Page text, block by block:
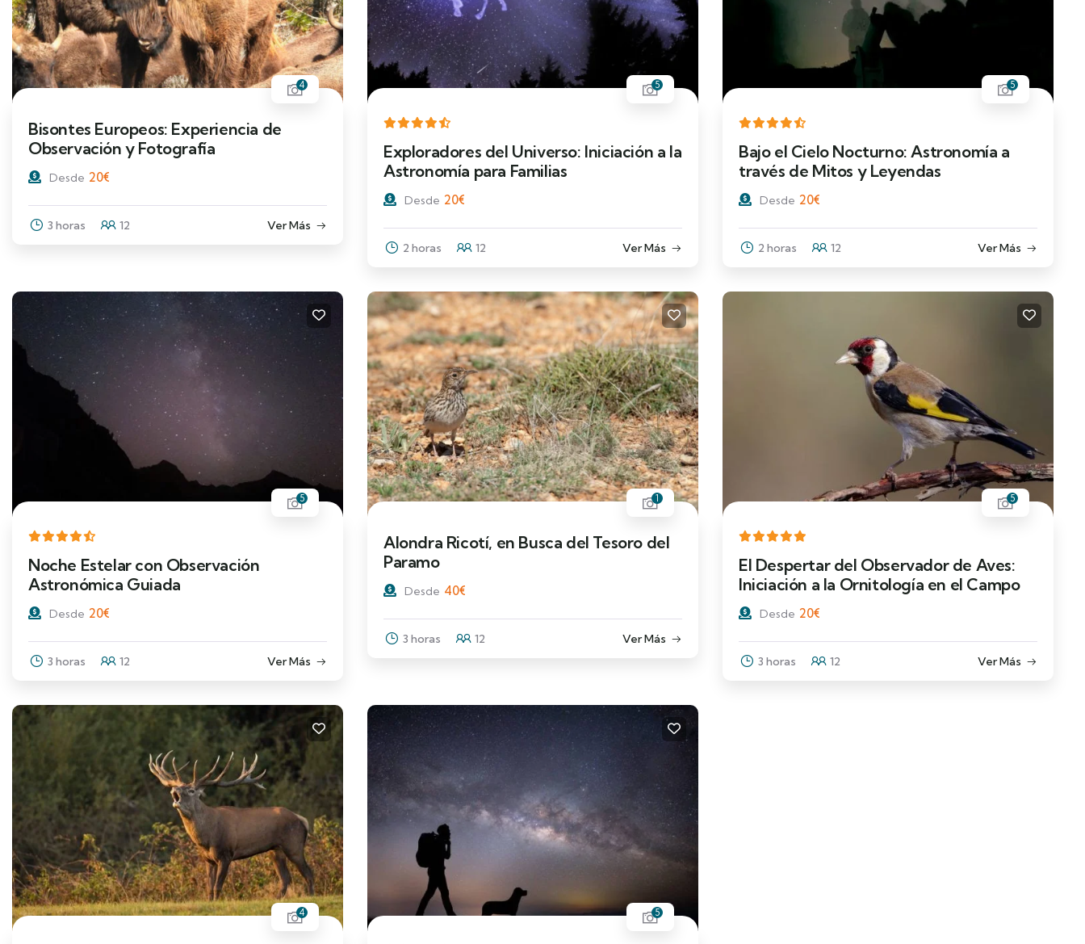
4
Bisontes Europeos: Experiencia de
Observación y Fotografía
Desde 20€
3 horas 12 Ver Más
5
Exploradores del Universo: Iniciación a la
Astronomía para Familias
Desde 20€
2 horas 12 Ver Más
5
Bajo el Cielo Nocturno: Astronomía a
través de Mitos y Leyendas
Desde 20€
2 horas 12 Ver Más
5
Noche Estelar con Observación
Astronómica Guiada
Desde 20€
3 horas 12 Ver Más
1
Alondra Ricotí, en Busca del Tesoro del
Paramo
Desde 40€
3 horas 12 Ver Más
5
El Despertar del Observador de Aves:
Iniciación a la Ornitología en el Campo
Desde 20€
3 horas 12 Ver Más
4 5